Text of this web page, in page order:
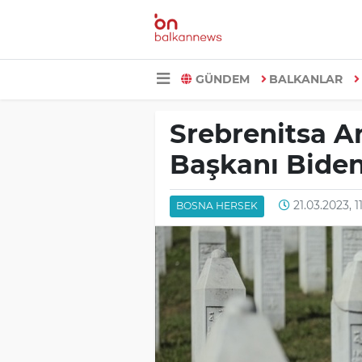
GÜNDEM BALKANLAR
Srebrenitsa
Başkanı
BOSNA HERSEK 21.03.2023,